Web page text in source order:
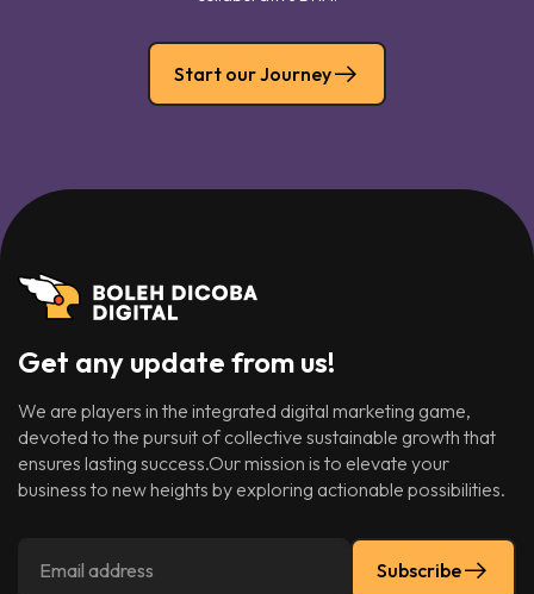
Start our Journey
Get any update from us!
We are players in the integrated digital marketing game,
devoted to the pursuit of collective sustainable growth that
ensures lasting success.Our mission is to elevate your
business to new heights by exploring actionable possibilities.
Subscribe